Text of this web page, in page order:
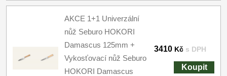
AKCE 1+1 Univerzální
nůž Seburo HOKORI
Damascus 125mm +
Vykosťovací nůž Seburo
HOKORI Damascus
3410 Kč s DPH
Koupit